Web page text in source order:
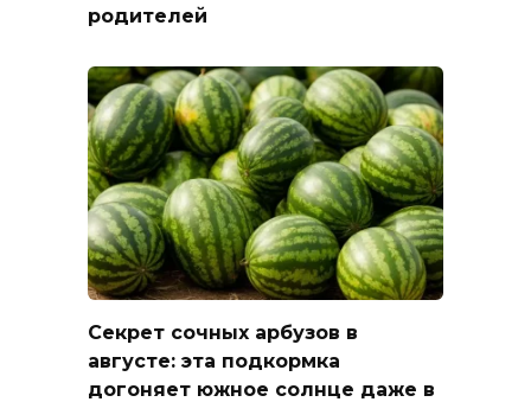
родителей
Секрет сочных арбузов в
августе: эта подкормка
догоняет южное солнце даже в